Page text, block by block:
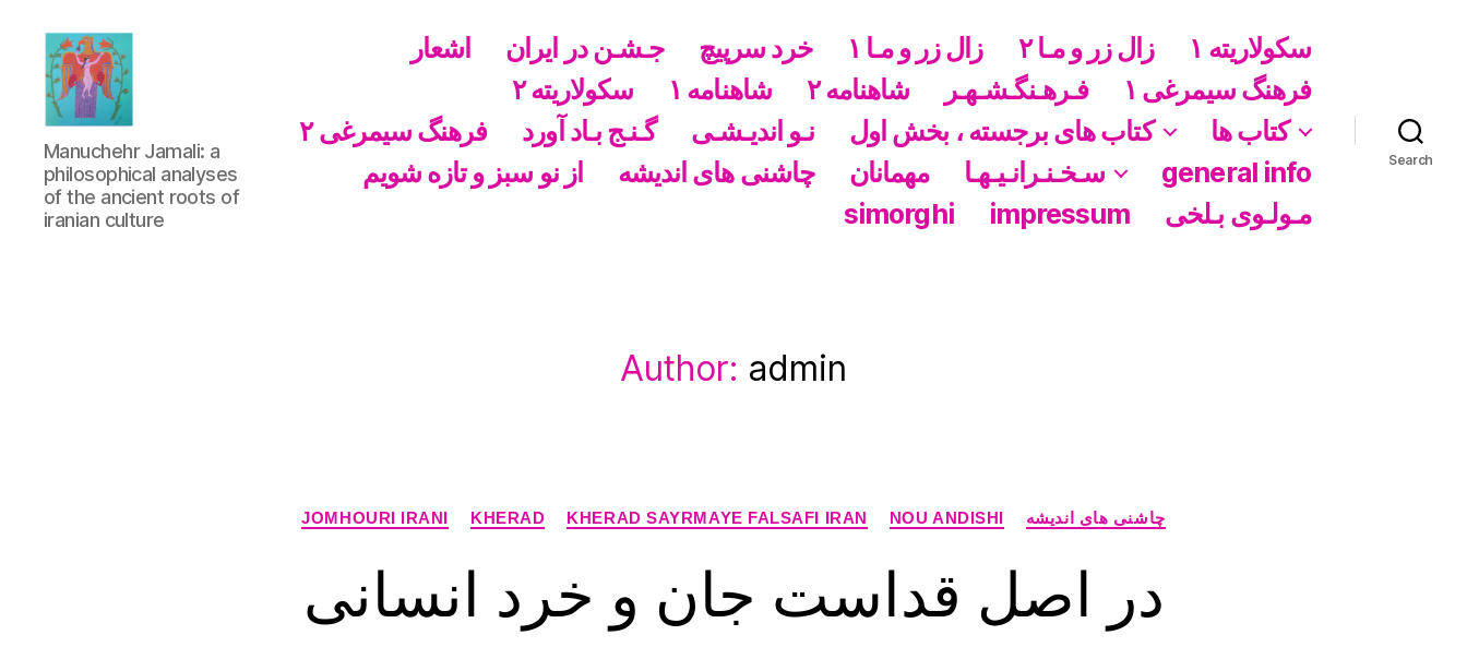
Manuchehr
Jamali
Manuchehr Jamali: a
philosophical analyses
of the ancient roots of
iranian culture
اشعار جـشـن در ایران خرد سرپیچ زال زر و مـا ١ زال زر و مـا ۲
سکولاریته ١
سکولاریته ۲
شاهنامه ١ شاهنامه ۲ فـرهـنگـشـهـر
فرهنگ سیمرغی ١
فرهنگ سیمرغی ۲
گـنـج بـاد آورد نـو اندیـشـی کتاب های برجسته ، بخش اول
کتاب ها
از نو سبز و تازه شویم
چاشنی های اندیشه مهمانان سـخـنـرانـیـهـا
general info
simorghi
impressum مـولـوی بـلخی
Search
Author: admin
Categories
JOMHOURI IRANI KHERAD KHERAD SAYRMAYE FALSAFI IRAN NOU ANDISHI چاشنی های اندیشه
در اصل قداست جان و خرد انسانی